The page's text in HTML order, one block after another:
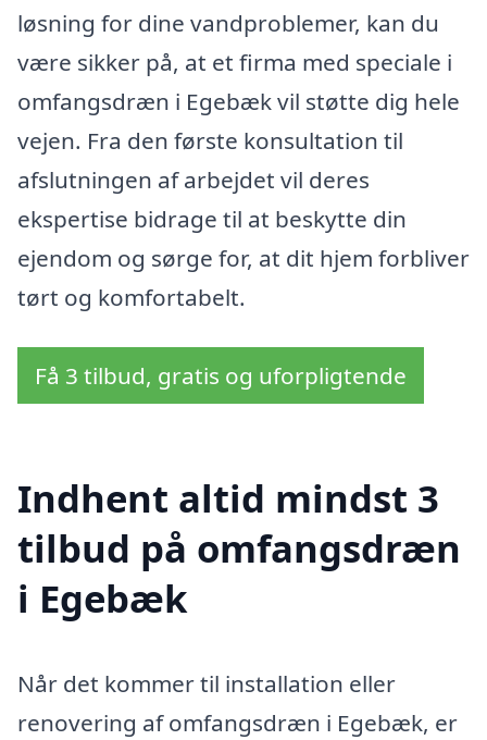
løsning for dine vandproblemer, kan du
være sikker på, at et firma med speciale i
omfangsdræn i Egebæk vil støtte dig hele
vejen. Fra den første konsultation til
afslutningen af arbejdet vil deres
ekspertise bidrage til at beskytte din
ejendom og sørge for, at dit hjem forbliver
tørt og komfortabelt.
Få 3 tilbud, gratis og uforpligtende
Indhent altid mindst 3
tilbud på omfangsdræn
i Egebæk
Når det kommer til installation eller
renovering af omfangsdræn i Egebæk, er